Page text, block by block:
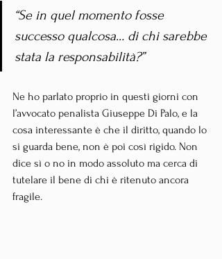
“Se in quel momento fosse
successo qualcosa… di chi sarebbe
stata la responsabilità?”
Ne ho parlato proprio in questi giorni con
l’avvocato penalista Giuseppe Di Palo, e la
cosa interessante è che il diritto, quando lo
si guarda bene, non è poi così rigido. Non
dice sì o no in modo assoluto ma cerca di
tutelare il bene di chi è ritenuto ancora
fragile.